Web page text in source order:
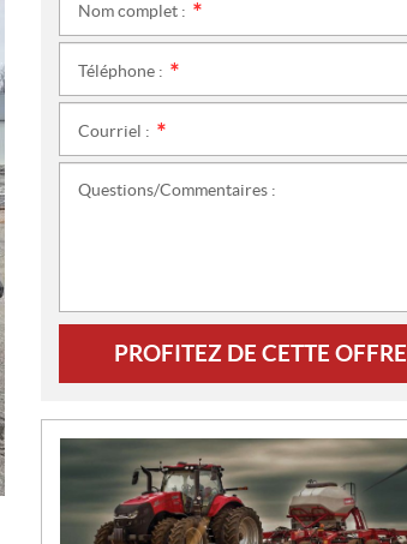
Nom complet :
Téléphone :
Courriel :
Questions/Commentaires :
PROFITEZ DE CETTE OFFRE
N
U